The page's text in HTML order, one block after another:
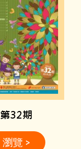
第32期
瀏覽 >